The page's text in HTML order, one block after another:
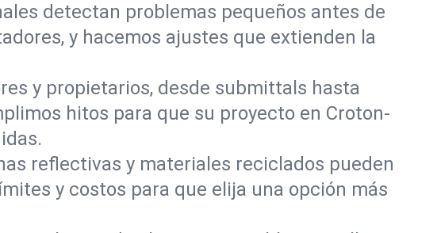
detectan problemas pequeños antes de
y hacemos ajustes que extienden la
y propietarios, desde submittals hasta
hitos para que su proyecto en Croton-
reflectivas y materiales reciclados pueden
y costos para que elija una opción más